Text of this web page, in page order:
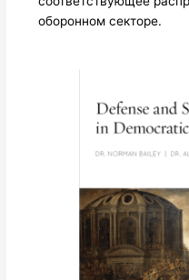
оборонном секторе.